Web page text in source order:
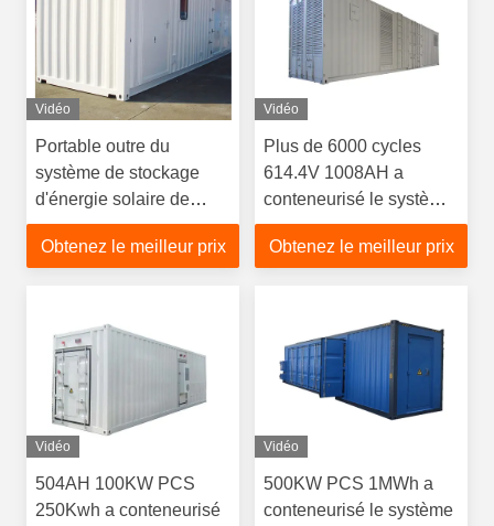
Vidéo
Portable outre du
système de stockage
d'énergie solaire de
batterie de BESS de
conteneur de stockage
Obtenez le meilleur prix
Vidéo
Plus de 6000 cycles
614.4V 1008AH a
conteneurisé le système
de stockage de l'énergie
Obtenez le meilleur prix
Vidéo
504AH 100KW PCS
250Kwh a conteneurisé
Vidéo
500KW PCS 1MWh a
conteneurisé le système